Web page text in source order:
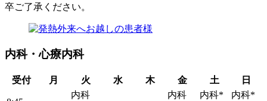
卒ご了承ください。
内科・心療内科
受付 月 火 水 木 金 土 日
内科
内科
内科*
内科*